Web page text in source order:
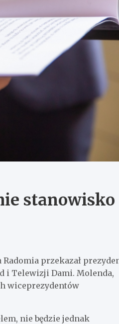
stanowisko
przekazał
i Telewizji Dami. Molenda,
wiceprezydentów
nie będzie jednak